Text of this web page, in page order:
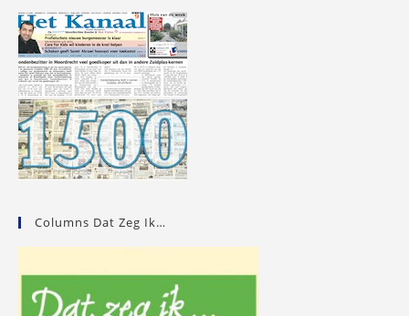
Columns Dat Zeg Ik…